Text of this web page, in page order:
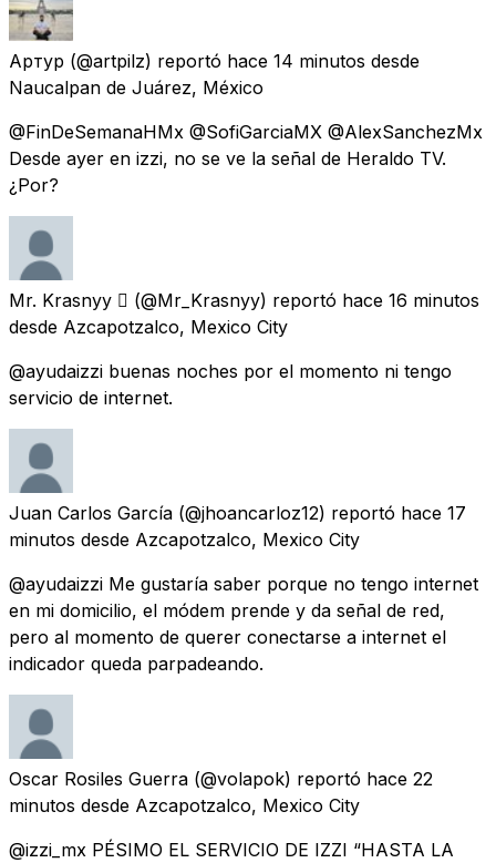
Артур (@artpilz) reportó hace 14 minutos desde
Naucalpan de Juárez, México
@FinDeSemanaHMx @SofiGarciaMX @AlexSanchezMx
Desde ayer en izzi, no se ve la señal de Heraldo TV.
¿Por?
Mr. Krasnyy  (@Mr_Krasnyy) reportó hace 16 minutos
desde Azcapotzalco, Mexico City
@ayudaizzi buenas noches por el momento ni tengo
servicio de internet.
Juan Carlos García (@jhoancarloz12) reportó hace 17
minutos desde Azcapotzalco, Mexico City
@ayudaizzi Me gustaría saber porque no tengo internet
en mi domicilio, el módem prende y da señal de red,
pero al momento de querer conectarse a internet el
indicador queda parpadeando.
Oscar Rosiles Guerra (@volapok) reportó hace 22
minutos desde Azcapotzalco, Mexico City
@izzi_mx PÉSIMO EL SERVICIO DE IZZI “HASTA LA